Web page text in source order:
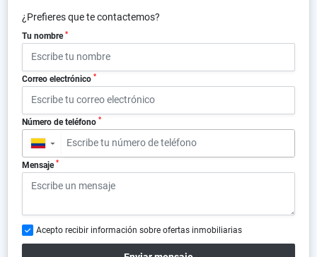
¿Prefieres que te contactemos?
Tu nombre *
Correo electrónico *
Número de teléfono *
▼
Mensaje *
Acepto recibir información sobre ofertas inmobiliarias